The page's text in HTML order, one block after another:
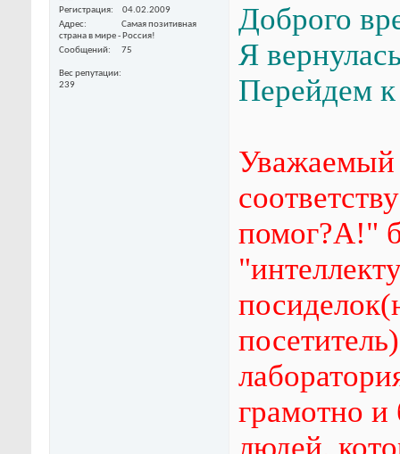
Регистрация
04.02.2009
Адрес
Самая позитивная
страна в мире - Россия!
Сообщений
75
Вес репутации
239
Доброго
Я
Перейдем к
Уважаемый
помог?А!"
грамотно и